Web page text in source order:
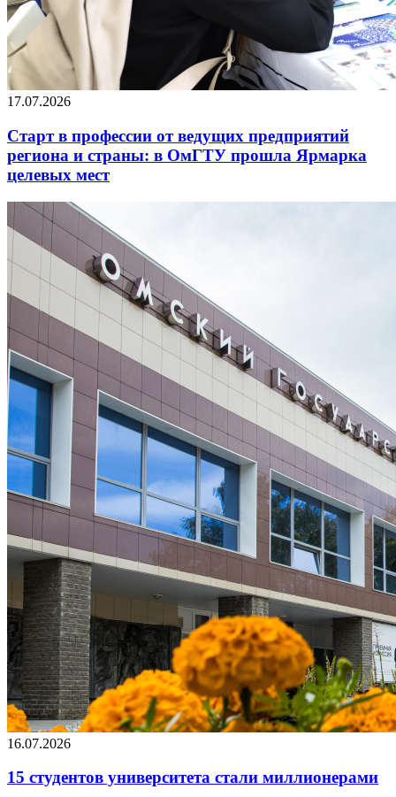
17.07.2026
Старт в профессии от ведущих предприятий
региона и страны: в ОмГТУ прошла Ярмарка
целевых мест
16.07.2026
15 студентов университета стали миллионерами